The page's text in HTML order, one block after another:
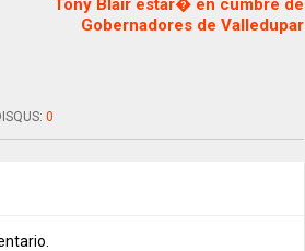
Gobernadores de Valledupar
0